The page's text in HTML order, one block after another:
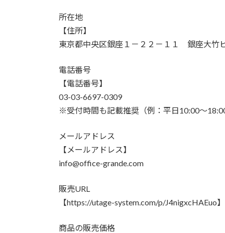
所在地
【住所】
東京都中央区銀座１－２２－１１ 銀座大竹
電話番号
【電話番号】
03-03-6697-0309
※受付時間も記載推奨（例：平日10:00〜18:00
メールアドレス
【メールアドレス】
info@office-grande.com
販売URL
【https://utage-system.com/p/J4nigxcHAEuo】
商品の販売価格